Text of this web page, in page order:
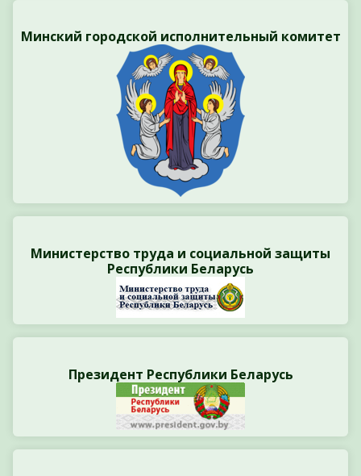
Минский городской исполнительный комитет
Министерство труда и социальной защиты
Республики Беларусь
Президент Республики Беларусь